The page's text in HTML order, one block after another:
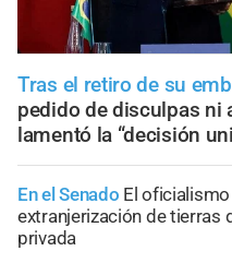
Tras el retiro de su
pedido de disculpas ni
lamentó la “decisión
En el Senado El
extranjerización de tierras
privada